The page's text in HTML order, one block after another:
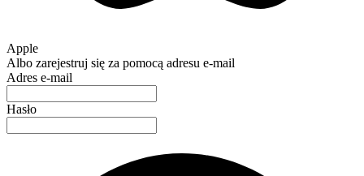
Apple
Albo zarejestruj się za pomocą adresu e-mail
Adres e-mail
Hasło